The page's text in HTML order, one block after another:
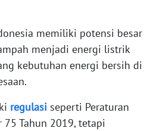
memiliki potensi besar
menjadi energi listrik
kebutuhan energi bersih di
regulasi seperti Peraturan
75 Tahun 2019, tetapi